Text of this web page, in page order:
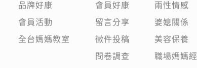
品牌好康
會員活動
全台媽媽教室
會員好康
留言分享
徵件投稿
問卷調查
兩性情感
婆媳關係
美容保養
職場媽媽經